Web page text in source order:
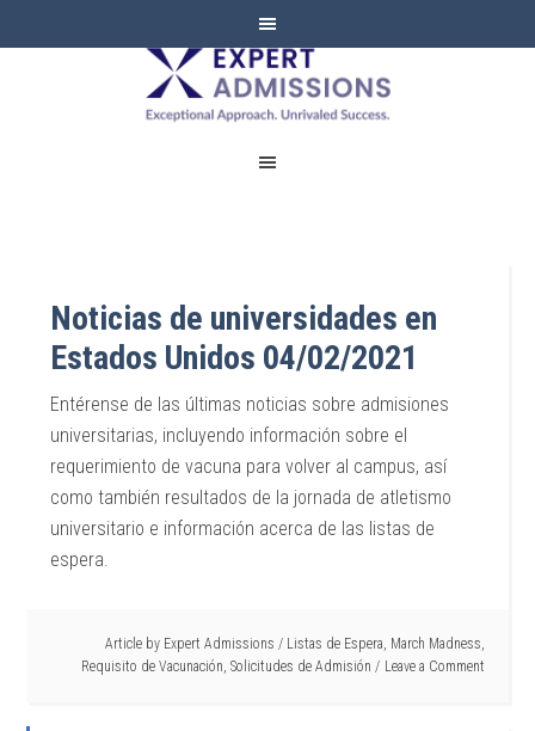
EXPERT
ADMISSIONS
Noticias de universidades en
Estados Unidos 04/02/2021
Entérense de las últimas noticias sobre admisiones
universitarias, incluyendo información sobre el
requerimiento de vacuna para volver al campus, así
como también resultados de la jornada de atletismo
universitario e información acerca de las listas de
espera.
Article by Expert Admissions / Listas de Espera, March Madness,
Requisito de Vacunación, Solicitudes de Admisión Leave a Comment